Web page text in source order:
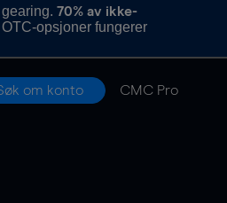
gearing.70% av ikke-
opsjoner fungerer
om konto CMC Pro